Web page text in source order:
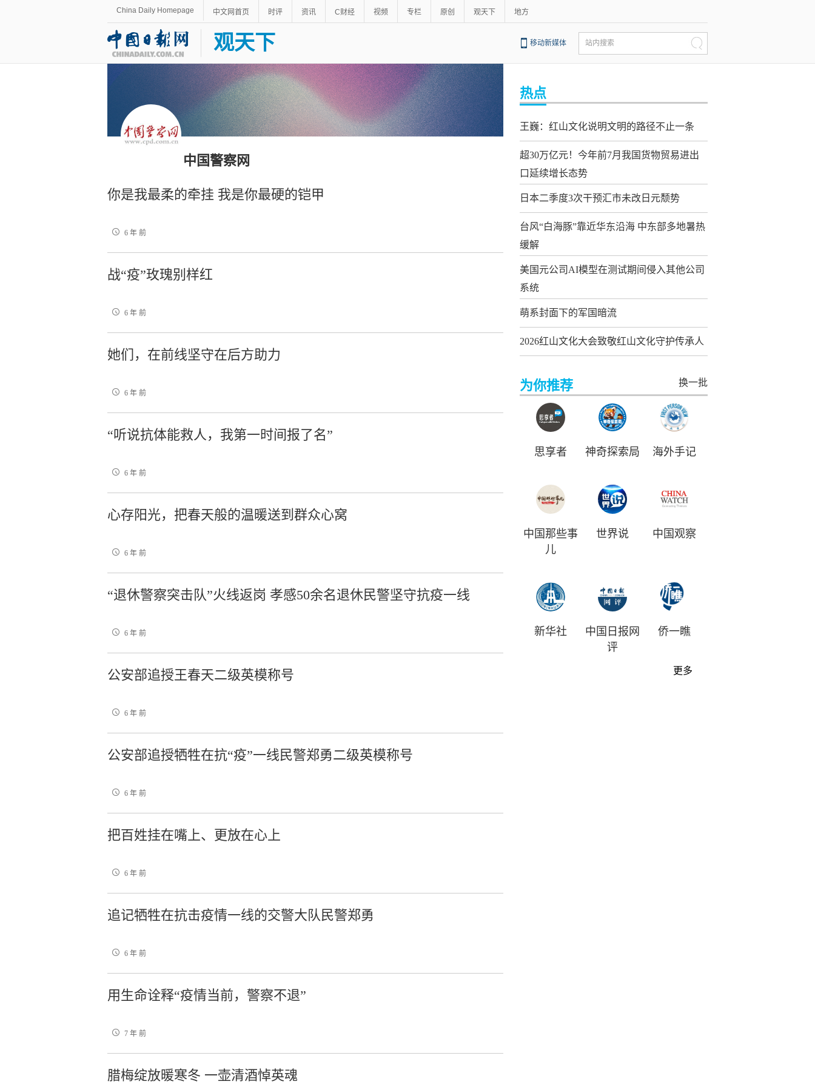
China Daily Homepage 中文网首页 时评 资讯 C财经 视频 专栏 原创 观天下 地方
观天下 移动新媒体 站内搜索
中国警察网
你是我最柔的牵挂 我是你最硬的铠甲
6 年 前
战“疫”玫瑰别样红
6 年 前
她们，在前线坚守在后方助力
6 年 前
“听说抗体能救人，我第一时间报了名”
6 年 前
心存阳光，把春天般的温暖送到群众心窝
6 年 前
“退休警察突击队”火线返岗 孝感50余名退休民警坚守抗疫一线
6 年 前
公安部追授王春天二级英模称号
6 年 前
公安部追授牺牲在抗“疫”一线民警郑勇二级英模称号
6 年 前
把百姓挂在嘴上、更放在心上
6 年 前
追记牺牲在抗击疫情一线的交警大队民警郑勇
6 年 前
用生命诠释“疫情当前，警察不退”
7 年 前
腊梅绽放暖寒冬 一壶清酒悼英魂
热点
王巍：红山文化说明文明的路径不止一条
超30万亿元！今年前7月我国货物贸易进出
口延续增长态势
日本二季度3次干预汇市未改日元颓势
台风“白海豚”靠近华东沿海 中东部多地暑热
缓解
美国元公司AI模型在测试期间侵入其他公司
系统
萌系封面下的军国暗流
2026红山文化大会致敬红山文化守护传承人
为你推荐 换一批
思享者 神奇探索局 海外手记
中国那些事
儿
世界说 中国观察
新华社
中国日报网
评
侨一瞧
更多